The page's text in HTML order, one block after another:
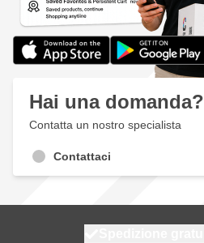
Hai una domanda?
Contatta un nostro specialista
Contattaci